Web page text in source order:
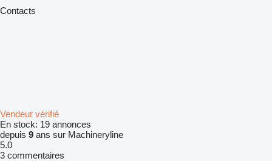
Contacts
Vendeur vérifié
En stock: 19 annonces
depuis 9 ans sur Machineryline
5.0
3 commentaires